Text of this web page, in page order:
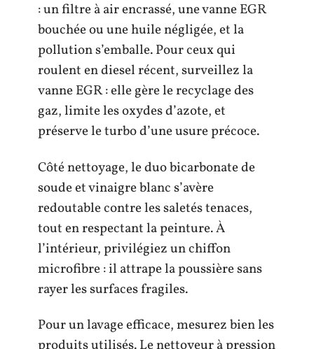
: un filtre à air encrassé, une vanne EGR
bouchée ou une huile négligée, et la
pollution s’emballe. Pour ceux qui
roulent en diesel récent, surveillez la
vanne EGR : elle gère le recyclage des
gaz, limite les oxydes d’azote, et
préserve le turbo d’une usure précoce.
Côté nettoyage, le duo bicarbonate de
soude et vinaigre blanc s’avère
redoutable contre les saletés tenaces,
tout en respectant la peinture. À
l’intérieur, privilégiez un chiffon
microfibre : il attrape la poussière sans
rayer les surfaces fragiles.
Pour un lavage efficace, mesurez bien les